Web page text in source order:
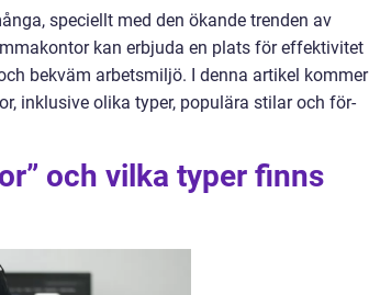
speciellt med den ökande trenden av
kan erbjuda en plats för effektivitet
bekväm arbetsmiljö. I denna artikel kommer
inklusive olika typer, populära stilar och för-
och vilka typer finns